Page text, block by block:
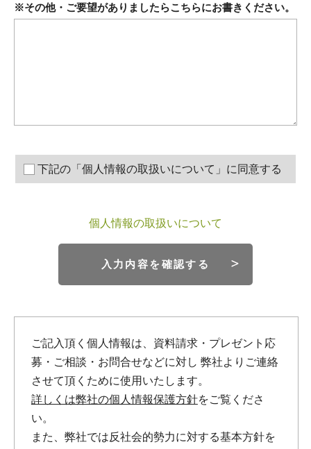
※その他・ご要望がありましたらこちらにお書きください。
下記の「個人情報の取扱いについて」に同意する
個人情報の取扱いについて
入力内容を確認する
ご記入頂く個人情報は、資料請求・プレゼント応
募・ご相談・お問合せなどに対し 弊社よりご連絡
させて頂くために使用いたします。
詳しくは弊社の個人情報保護方針をご覧くださ
い。
また、弊社では反社会的勢力に対する基本方針を